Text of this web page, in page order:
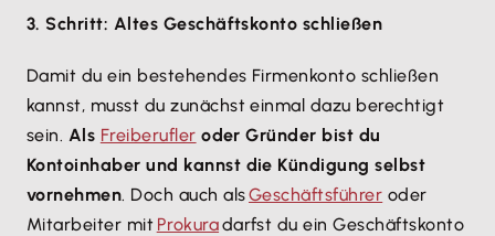
3. Schritt: Altes Geschäftskonto schließen
Damit du ein bestehendes Firmenkonto schließen
kannst, musst du zunächst einmal dazu berechtigt
sein. Als Freiberufler oder Gründer bist du
Kontoinhaber und kannst die Kündigung selbst
vornehmen. Doch auch alsGeschäftsführer oder
Mitarbeiter mit Prokuradarfst du ein Geschäftskonto